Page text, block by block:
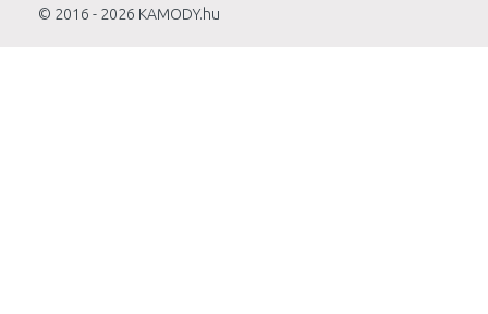
© 2016 - 2026 KAMODY.hu